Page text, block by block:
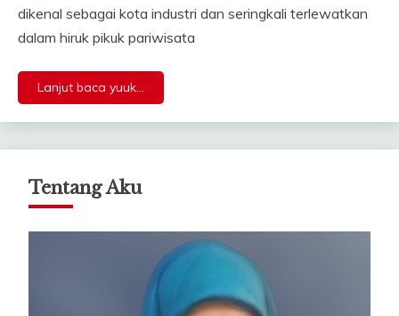
dikenal sebagai kota industri dan seringkali terlewatkan
dalam hiruk pikuk pariwisata
Lanjut baca yuuk...
Tentang Aku